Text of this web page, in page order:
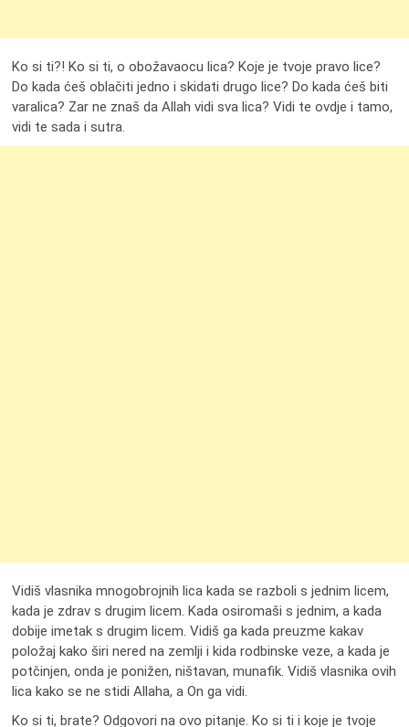
Ko si ti?! Ko si ti, o obožavaocu lica? Koje je tvoje pravo lice?
Do kada ćeš oblačiti jedno i skidati drugo lice? Do kada ćeš biti
varalica? Zar ne znaš da Allah vidi sva lica? Vidi te ovdje i tamo,
vidi te sada i sutra.
Vidiš vlasnika mnogobrojnih lica kada se razboli s jednim licem,
kada je zdrav s drugim licem. Kada osiromaši s jednim, a kada
dobije imetak s drugim licem. Vidiš ga kada preuzme kakav
položaj kako širi nered na zemlji i kida rodbinske veze, a kada je
potčinjen, onda je ponižen, ništavan, munafik. Vidiš vlasnika ovih
lica kako se ne stidi Allaha, a On ga vidi.
Ko si ti, brate? Odgovori na ovo pitanje. Ko si ti i koje je tvoje